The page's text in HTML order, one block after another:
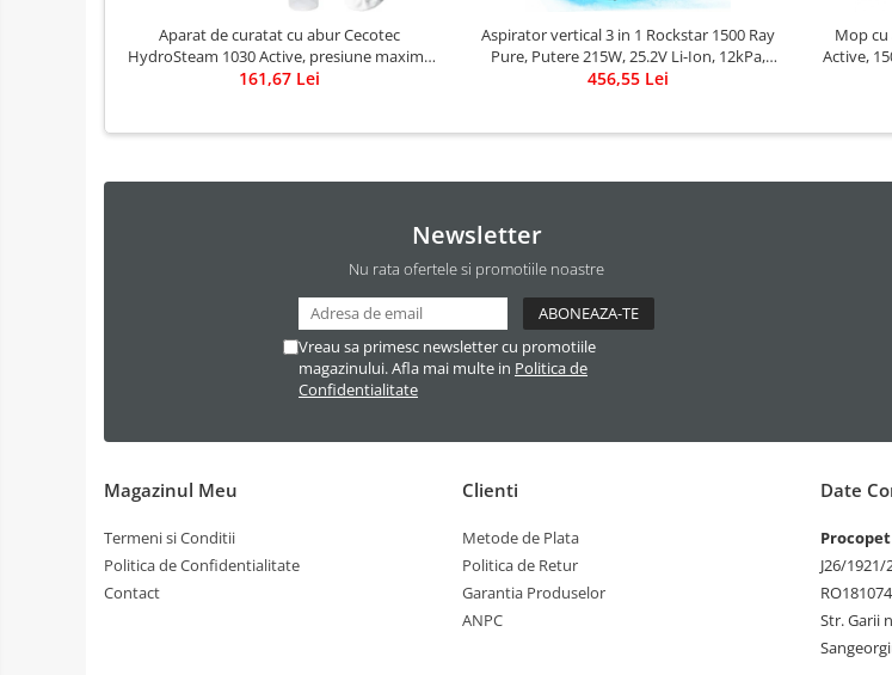
Aparat de curatat cu abur Cecotec
HydroSteam 1030 Active, presiune maxima
3 bari, putere 1000W, Debit de abur 30g/min
161,67 Lei
Aspirator vertical 3 in 1 Rockstar 1500 Ray
Pure, Putere 215W, 25.2V Li-Ion, 12kPa,
Autonomie 45min, Rezervor 500ml
456,55 Lei
Mop cu
Active,
Newsletter
Nu rata ofertele si promotiile noastre
Vreau sa primesc newsletter cu promotiile
magazinului. Afla mai multe in Politica de
Confidentialitate
Magazinul Meu
Termeni si Conditii
Politica de Confidentialitate
Contact
Clienti
Metode de Plata
Politica de Retur
Garantia Produselor
ANPC
Date
Procopet
J26/1921/
Str. Garii